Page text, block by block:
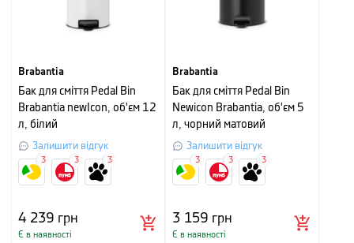
Brabantia
Бак для сміття Pedal Bin
Brabantia newIcon, об'єм 12
л, білий
Залишити відгук
4 239 грн
Є в наявності
3 3 3
Brabantia
Бак для сміття Pedal Bin
Newicon Brabantia, об'єм 5
л, чорний матовий
Залишити відгук
3 159 грн
Є в наявності
3 3 3